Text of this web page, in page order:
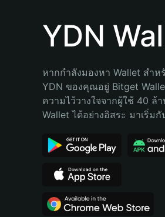
Bahasa Indonesia
Português (Brasil)
YDN
หากกำลังมองหา Wallet สำ
YDN ของคุณอยู่ Bitget
ความไว้วางใจจากผู้ใช้ 40
Wallet ได้อย่างอิสระ มาเริ่มกั